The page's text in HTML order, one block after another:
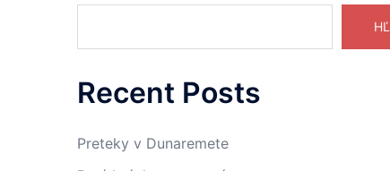
Recent Posts
Preteky v Dunaremete